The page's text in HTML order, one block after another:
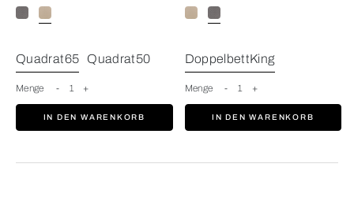
SavageBeige
Quadrat65 Quadrat50
Menge - 1 +
IN DEN WARENKORB
DoppelbettKing
Menge - 1 +
IN DEN WARENKORB